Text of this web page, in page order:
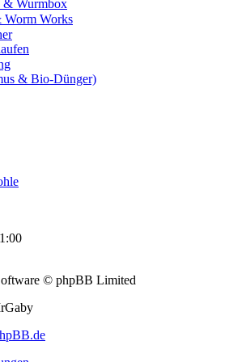
& Wurmbox
Works
& Bio-Dünger)
© phpBB Limited